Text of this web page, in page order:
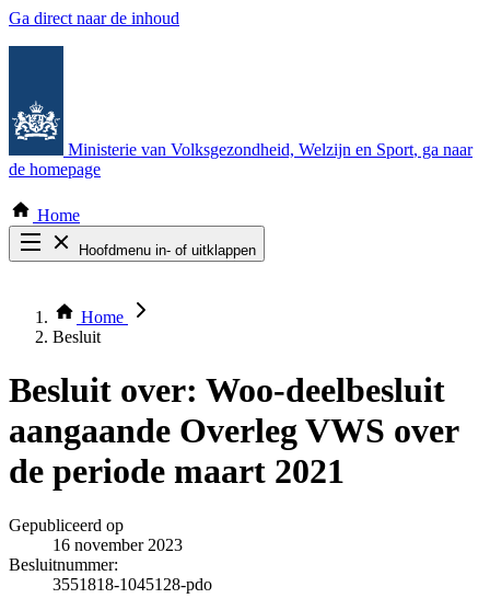
Ga direct naar de inhoud
Ministerie van Volksgezondheid, Welzijn en Sport, ga naar
de homepage
Home
Hoofdmenu in- of uitklappen
Thema COVID-19
Bekijk per bestuursorgaan
Home
Besluit
Besluit over: Woo-deelbesluit
aangaande Overleg VWS over
de periode maart 2021
Gepubliceerd op
16 november 2023
Besluitnummer:
3551818-1045128-pdo